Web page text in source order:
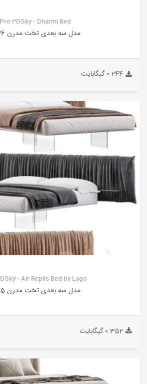
Pro 3DSky - Dharmi Bed
مدل سه بعدی تخت مدرن 1326
0.244 گیگابایت
- Air Replis Bed by Lago
مدل سه بعدی تخت مدرن 1325
0.352 گیگابایت